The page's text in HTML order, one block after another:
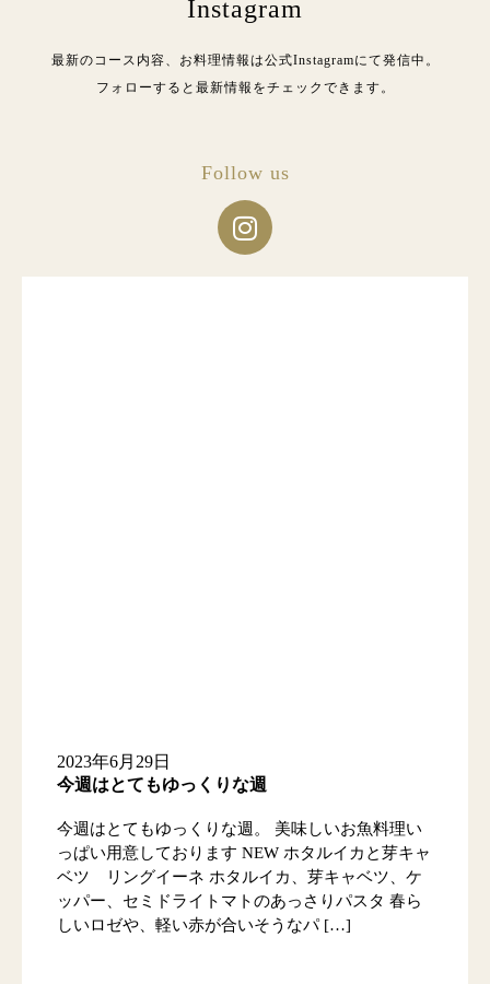
Instagram
最新のコース内容、お料理情報は公式Instagramにて発信中。
フォローすると最新情報をチェックできます。
Follow us
2023年6月29日
今週はとてもゆっくりな週
今週はとてもゆっくりな週。 美味しいお魚料理い
っぱい用意しております NEW ホタルイカと芽キャ
ベツ リングイーネ ホタルイカ、芽キャベツ、ケ
ッパー、セミドライトマトのあっさりパスタ 春ら
しいロゼや、軽い赤が合いそうなパ […]